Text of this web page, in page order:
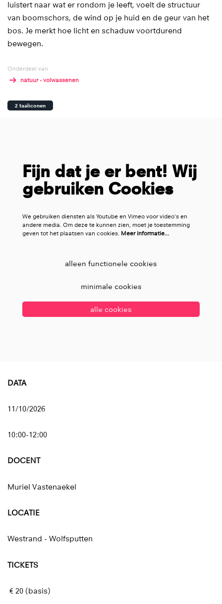
luistert naar wat er rondom je leeft, voelt de structuur
van boomschors, de wind op je huid en de geur van het
bos. Je merkt hoe licht en schaduw voortdurend
bewegen.
Onderdeel van
natuur - volwassenen
2 taaliconen
Fijn dat je er bent! Wij
gebruiken Cookies
We gebruiken diensten als Youtube en Vimeo voor video's en
andere media. Om deze te kunnen zien, moet je toestemming
geven tot het plaatsen van cookies. Meer informatie…
alleen functionele cookies
minimale cookies
alle cookies
DATA
11/10/2026
10:00-12:00
DOCENT
Muriel Vastenaekel
LOCATIE
Westrand - Wolfsputten
TICKETS
€ 20 (basis)